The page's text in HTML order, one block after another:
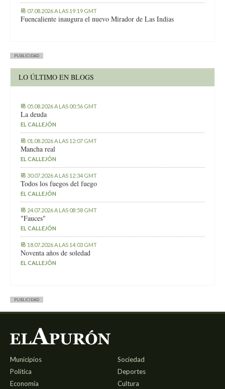
07.08.2026 A LAS 19:19 GMT
Fuencaliente inaugura el nuevo Mirador de Las Indias
PUBLICIDAD
LO ÚLTIMO EN BLOGS
05.08.2026 A LAS 00:56 GMT
La deuda
EL CALLEJÓN
01.08.2026 A LAS 12:07 GMT
Mancha real
EL CALLEJÓN
30.07.2026 A LAS 12:34 GMT
Todos los fuegos del fuego
EL CALLEJÓN
24.07.2026 A LAS 08:58 GMT
"Fauces"
EL CALLEJÓN
18.07.2026 A LAS 14:03 GMT
Noventa años de soledad
EL CALLEJÓN
PUBLICIDAD
Municipios
Política
Economía
Sociedad
Deportes
Cultura